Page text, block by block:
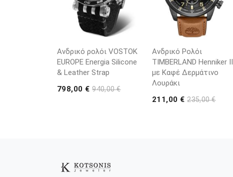
Ανδρικό ρολόι VOSTOK
EUROPE Energia Silicone
& Leather Strap
798,00 €940,00 €
Ανδρικό Ρολόι
TIMBERLAND Henniker II
με Καφέ Δερμάτινο
Λουράκι
211,00 €235,00 €